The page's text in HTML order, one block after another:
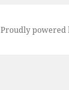
Proudly powered